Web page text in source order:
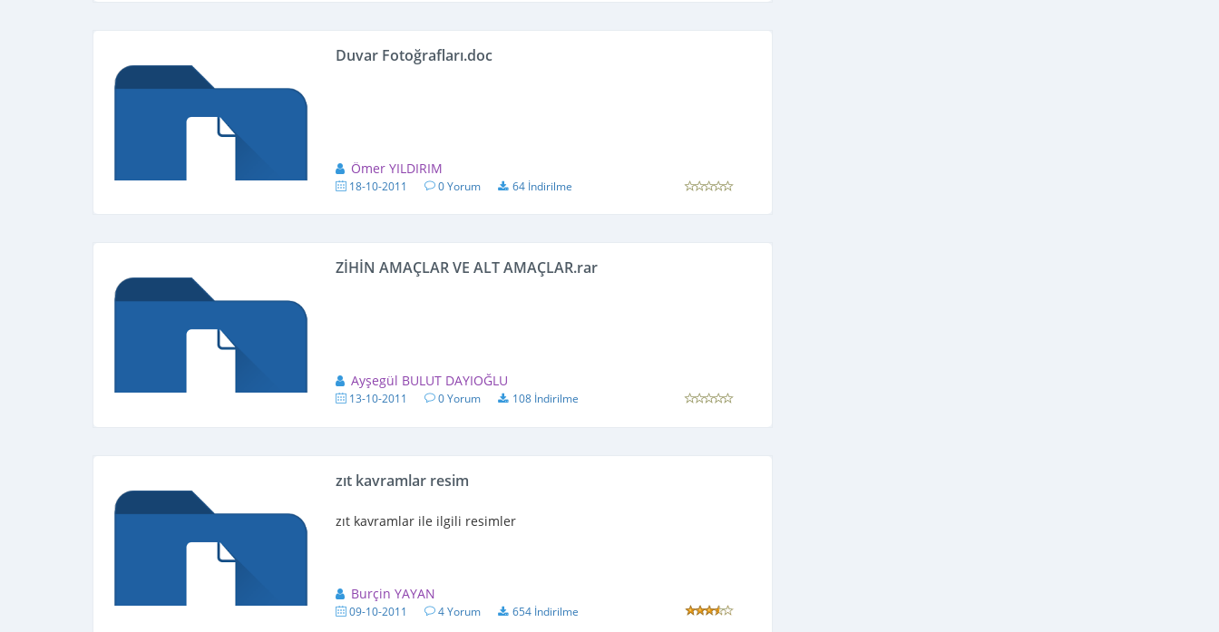
Duvar Fotoğrafları.doc
Ömer YILDIRIM
18-10-2011 0 Yorum 64 İndirilme
ZİHİN AMAÇLAR VE ALT AMAÇLAR.rar
Ayşegül BULUT DAYIOĞLU
13-10-2011 0 Yorum 108 İndirilme
zıt kavramlar resim
zıt kavramlar ile ilgili resimler
Burçin YAYAN
09-10-2011 4 Yorum 654 İndirilme